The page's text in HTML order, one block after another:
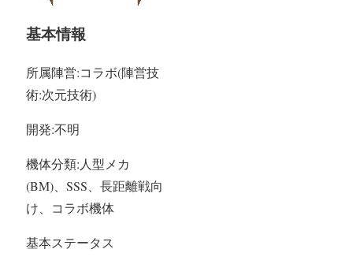
基本情報
所属陣営:コラボ(陣営技
術:次元技術)
開発:不明
機体分類:人型メカ
(BM)、SSS、長距離戦向
け、コラボ機体
基本ステータス